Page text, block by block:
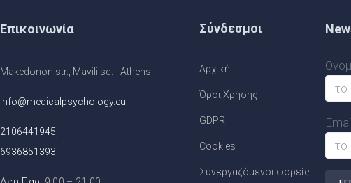
Επικοινωνία
Makedonon str., Mavili sq. - Athens
info@medicalpsychology.eu
2106441945
6936851393
Σύνδεσμοι
Αρχική
Όροι Χρήσης
GDPR
Cookies
Συνεργαζόμενοι φορείς